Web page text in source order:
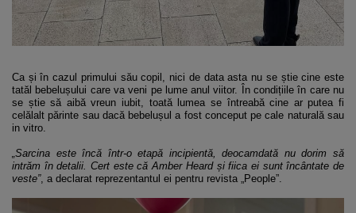
Ca și în cazul primului său copil, nici de data asta nu se știe cine este
tatăl bebelușului care va veni pe lume anul viitor. În condițiile în care nu
se știe să aibă vreun iubit, toată lumea se întreabă cine ar putea fi
celălalt părinte sau dacă bebelușul a fost conceput pe cale naturală sau
in vitro.
„Sarcina este încă într-o etapă incipientă, deocamdată nu dorim să
intrăm în detalii. Cert este că Amber Heard și fiica ei sunt încântate de
veste”, a declarat reprezentantul ei pentru revista „People”.